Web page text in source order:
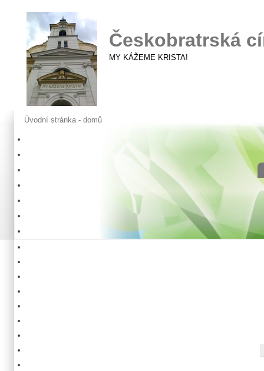
Českobratrská
MY KÁŽEME KRISTA!
Úvodní stránka - domů